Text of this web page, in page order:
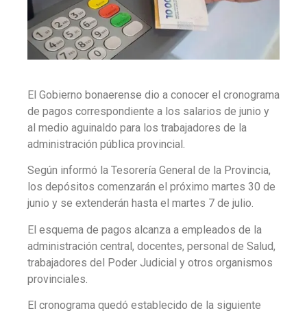
El Gobierno bonaerense dio a conocer el cronograma
de pagos correspondiente a los salarios de junio y
al medio aguinaldo para los trabajadores de la
administración pública provincial.
Según informó la Tesorería General de la Provincia,
los depósitos comenzarán el próximo martes 30 de
junio y se extenderán hasta el martes 7 de julio.
El esquema de pagos alcanza a empleados de la
administración central, docentes, personal de Salud,
trabajadores del Poder Judicial y otros organismos
provinciales.
El cronograma quedó establecido de la siguiente